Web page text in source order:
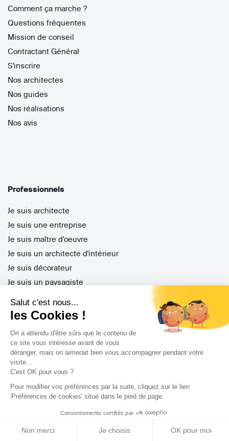
Salut c'est nous...
les Cookies !
On a attendu d'être sûrs que le contenu de
ce site vous intéresse avant de vous
déranger, mais on aimerait bien vous accompagner pendant votre
visite...
C'est OK pour vous ?
Pour modifier vos préférences par la suite, cliquez sur le lien
'Préférences de cookies' situé dans le pied de page.
Consentements certifiés par
Non merci Je choisis OK pour moi
Comment ça marche ?
Questions fréquentes
Mission de conseil
Contractant Général
S'inscrire
Nos architectes
Nos guides
Nos réalisations
Nos avis
Professionnels
Je suis architecte
Je suis une entreprise
Je suis maître d'oeuvre
Je suis un architecte d'intérieur
Je suis décorateur
Je suis un paysagiste
Inscription pro
Gérer ses appels d'offres
Encaisser ses factures
Questions Fréquentes
Archidvisor Plus